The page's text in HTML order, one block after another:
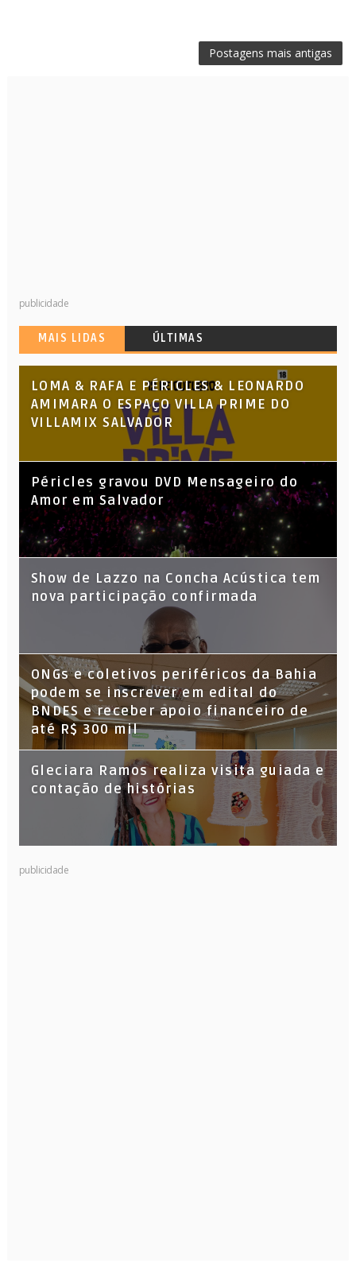
Postagens mais antigas
publicidade
MAIS LIDAS ÚLTIMAS
LOMA & RAFA E PÉRICLES & LEONARDO
AMIMARA O ESPAÇO VILLA PRIME DO
VILLAMIX SALVADOR
Péricles gravou DVD Mensageiro do
Amor em Salvador
Show de Lazzo na Concha Acústica tem
nova participação confirmada
ONGs e coletivos periféricos da Bahia
podem se inscrever em edital do
BNDES e receber apoio financeiro de
até R$ 300 mil
Gleciara Ramos realiza visita guiada e
contação de histórias
publicidade